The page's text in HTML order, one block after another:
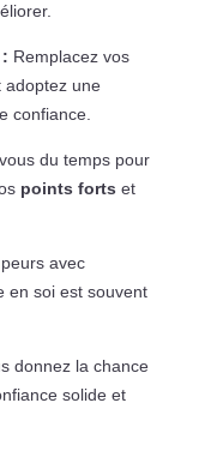
Remplacez vos
adoptez une
confiance.
du temps pour
points forts et
avec
en soi est souvent
donnez la chance
solide et